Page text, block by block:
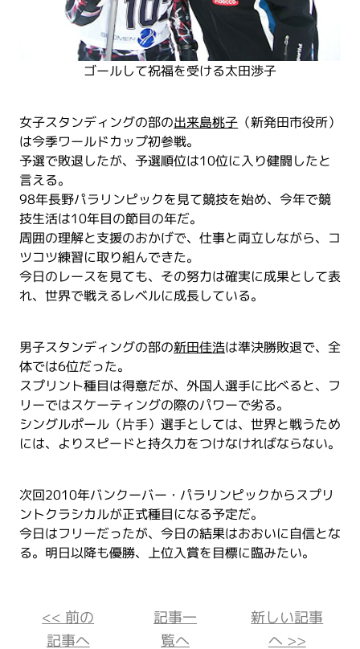
ゴールして祝福を受ける太田渉子
女子スタンディングの部の出来島桃子 （新発田市役所）
は今季ワールドカップ初参戦。
予選で敗退したが、予選順位は10位に入り健闘したと
言える。
98年長野パラリンピックを見て競技を始め、今年で競
技生活は10年目の節目の年だ。
周囲の理解と支援のおかげで、仕事と両立しながら、コ
ツコツ練習に取り組んできた。
今日のレースを見ても、その努力は確実に成果として表
れ、世界で戦えるレベルに成長している。
男子スタンディングの部の新田佳浩は準決勝敗退で、全
体では6位だった。
スプリント種目は得意だが、外国人選手に比べると、フ
リーではスケーティングの際のパワーで劣る。
シングルポール（片手）選手としては、世界と戦うため
には、よりスピードと持久力をつけなければならない。
次回2010年バンクーバー・パラリンピックからスプリ
ントクラシカルが正式種目になる予定だ。
今日はフリーだったが、今日の結果はおおいに自信とな
る。明日以降も優勝、上位入賞を目標に臨みたい。
<< 前の
記事へ
記事一
覧へ
新しい記事
へ >>